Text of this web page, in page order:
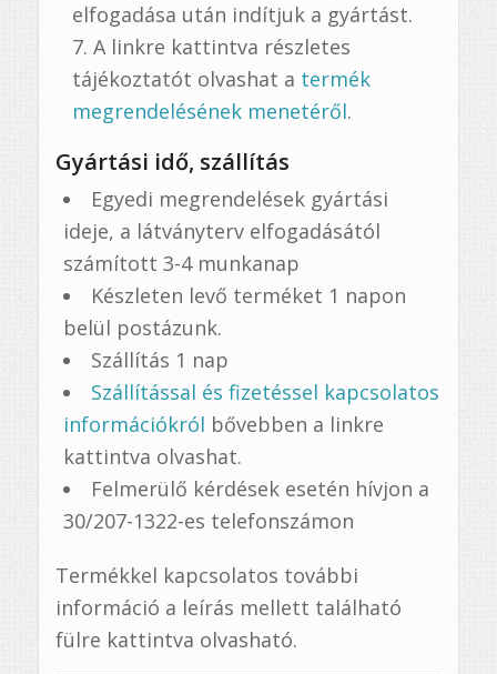
elfogadása után indítjuk a gyártást.
A linkre kattintva részletes
tájékoztatót olvashat a termék
megrendelésének menetéről.
Gyártási idő, szállítás
Egyedi megrendelések gyártási
ideje, a látványterv elfogadásától
számított 3-4 munkanap
Készleten levő terméket 1 napon
belül postázunk.
Szállítás 1 nap
Szállítással és fizetéssel kapcsolatos
információkról bővebben a linkre
kattintva olvashat.
Felmerülő kérdések esetén hívjon a
30/207-1322-es telefonszámon
Termékkel kapcsolatos további
információ a leírás mellett található
fülre kattintva olvasható.